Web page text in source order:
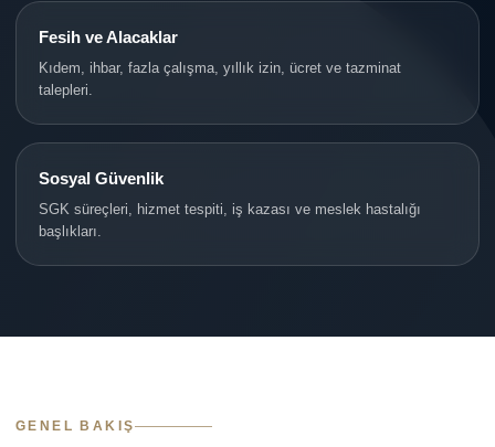
Fesih ve Alacaklar
Kıdem, ihbar, fazla çalışma, yıllık izin, ücret ve tazminat
talepleri.
Sosyal Güvenlik
SGK süreçleri, hizmet tespiti, iş kazası ve meslek hastalığı
başlıkları.
GENEL BAKIŞ